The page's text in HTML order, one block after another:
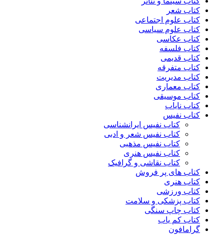
کتاب شعر
کتاب علوم اجتماعی
کتاب علوم سیاسی
کتاب عکاسی
کتاب فلسفه
کتاب قدیمی
کتاب متفرقه
کتاب مدیریت
کتاب معماری
کتاب موسیقی
کتاب نایاب
کتاب نفیس
کتاب نفیس ایرانشناسی
کتاب نفیس شعر و ادبی
کتاب نفیس مذهبی
کتاب نفیس هنری
کتاب نقاشی و گرافیک
کتاب های پر فروش
کتاب هنری
کتاب ورزشی
کتاب پزشکی و سلامت
کتاب چاپ سنگی
کتاب کم یاب
گرامافون